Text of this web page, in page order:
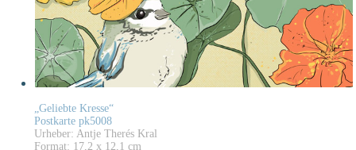
„Geliebte Kresse“
Postkarte pk5008
Urheber: Antje Therés Kral
Format: 17,2 x 12,1 cm